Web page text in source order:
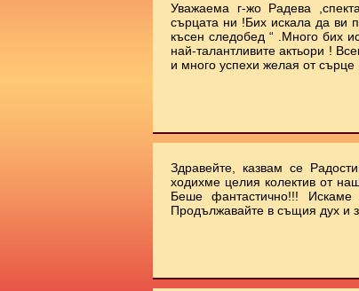
Уважаема г-жо Радева
сърцата ни !Бих искала да ви
късен следобед “ .Много бих
най-талантливите актьори !
и много успехи желая от сърце
Здравейте, казвам се
ходихме целия колектив от
Беше фантастично!!!
Продължавайте в същия дух и